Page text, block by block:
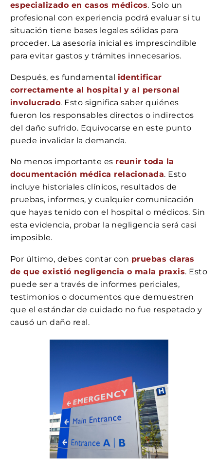
especializado en casos médicos. Solo un
profesional con experiencia podrá evaluar si tu
situación tiene bases legales sólidas para
proceder. La asesoría inicial es imprescindible
para evitar gastos y trámites innecesarios.
Después, es fundamental identificar
correctamente al hospital y al personal
involucrado. Esto significa saber quiénes
fueron los responsables directos o indirectos
del daño sufrido. Equivocarse en este punto
puede invalidar la demanda.
No menos importante es reunir toda la
documentación médica relacionada. Esto
incluye historiales clínicos, resultados de
pruebas, informes, y cualquier comunicación
que hayas tenido con el hospital o médicos. Sin
esta evidencia, probar la negligencia será casi
imposible.
Por último, debes contar con pruebas claras
de que existió negligencia o mala praxis. Esto
puede ser a través de informes periciales,
testimonios o documentos que demuestren
que el estándar de cuidado no fue respetado y
causó un daño real.